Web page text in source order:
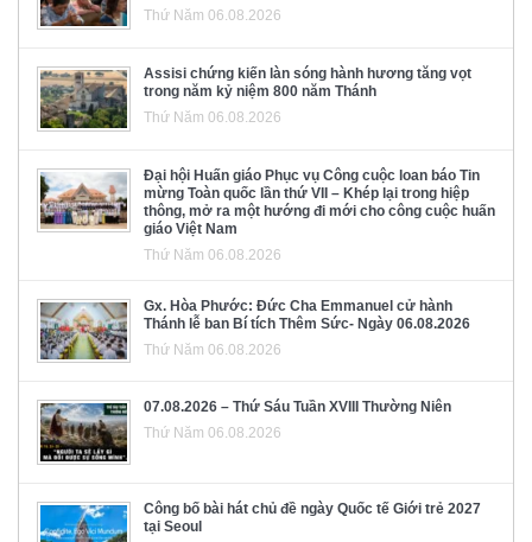
Thứ Năm 06.08.2026
Assisi chứng kiến làn sóng hành hương tăng vọt
trong năm kỷ niệm 800 năm Thánh
Thứ Năm 06.08.2026
Đại hội Huấn giáo Phục vụ Công cuộc loan báo Tin
mừng Toàn quốc lần thứ VII – Khép lại trong hiệp
thông, mở ra một hướng đi mới cho công cuộc huấn
giáo Việt Nam
Thứ Năm 06.08.2026
Gx. Hòa Phước: Đức Cha Emmanuel cử hành
Thánh lễ ban Bí tích Thêm Sức- Ngày 06.08.2026
Thứ Năm 06.08.2026
07.08.2026 – Thứ Sáu Tuần XVIII Thường Niên
Thứ Năm 06.08.2026
Công bố bài hát chủ đề ngày Quốc tế Giới trẻ 2027
tại Seoul